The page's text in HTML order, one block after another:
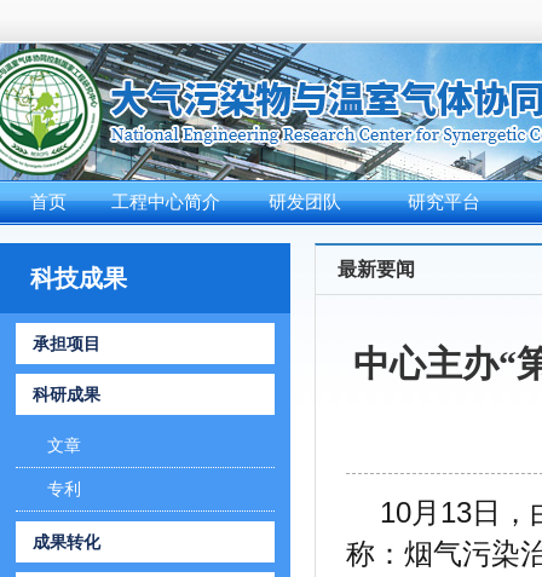
首页 工程中心简介
工程中心介绍
重大记事
研发团队
领衔专家
学术带头人
企业领军人才
研究平台
细颗粒物高效捕
挥发性有机物
烟气污染物与
大气污染物大
科技成果
承担项目
科研成果
文章
专利
成果转化
最新要闻
中心主办“
10月13日，
称：烟气污染